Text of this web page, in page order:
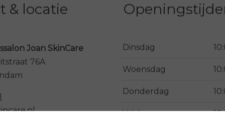
& locatie
Joan SkinCare
76A
Dinsdag
Woensdag
Donderdag
Vrijdag